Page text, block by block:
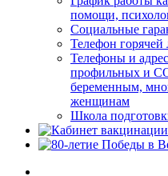
помощи,
Социальные
Телефон
Телефоны и
профильных и
беременным,
женщинам
Школа